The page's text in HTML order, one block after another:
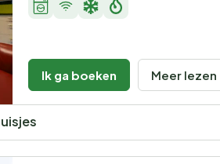
Ik ga boeken Meer lezen